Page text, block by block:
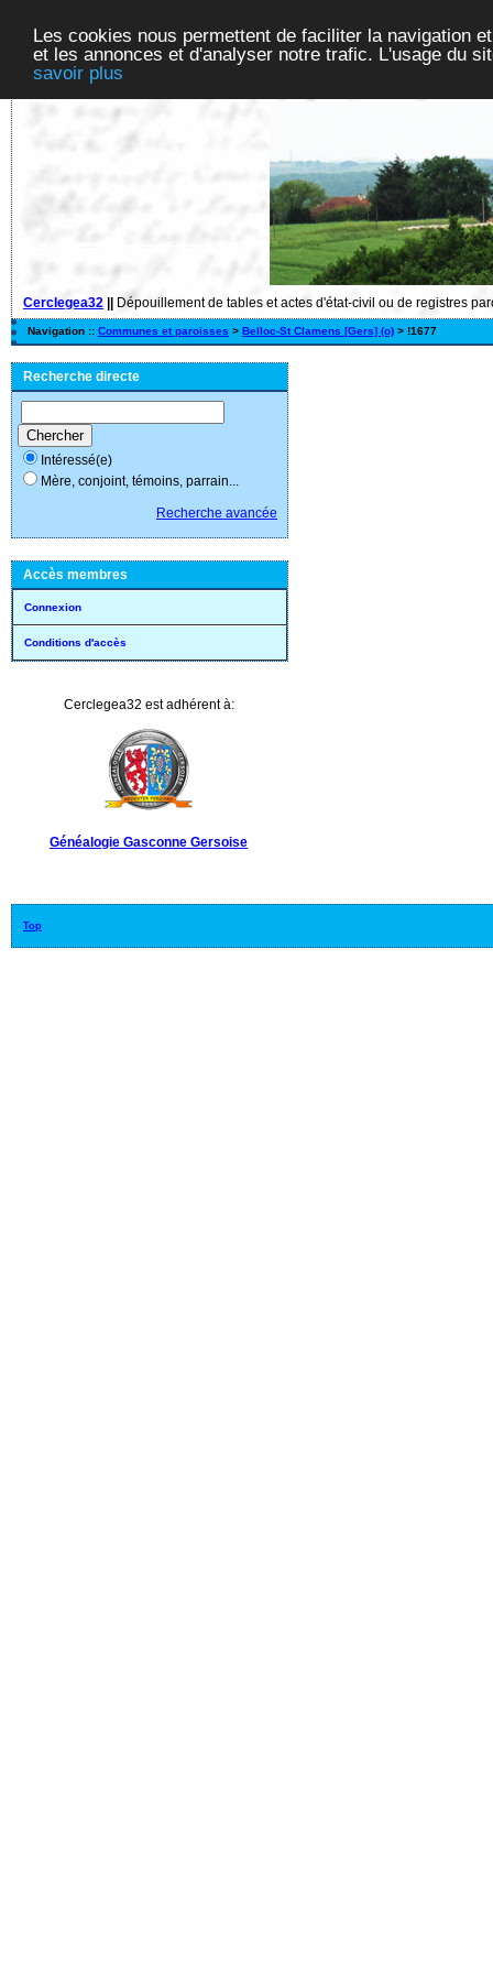
Les cookies nous permettent de faciliter la navigation
et les annonces et d'analyser notre trafic. L'usage du
savoir plus
Cerclegea32 Dépouillement de tables et actes d'état-civil ou de registres
Navigation :: Communes et paroisses > Belloc-St Clamens [Gers] (o) > !1677
Recherche directe
Intéressé(e)
Mère, conjoint, témoins, parrain...
Recherche avancée
Accès membres
Connexion
Conditions d'accès
Cerclegea32 est adhérent à:
Généalogie Gasconne Gersoise
Top